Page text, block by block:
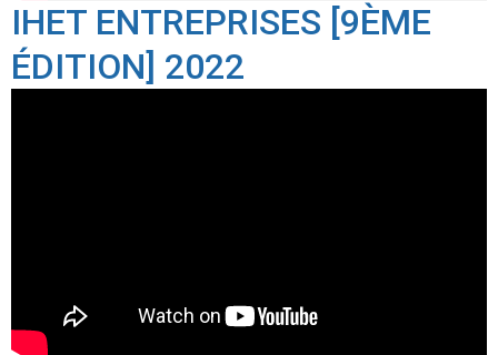
IHET ENTREPRISES [9ÈME
ÉDITION] 2022